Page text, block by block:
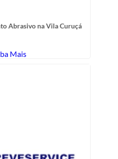
Abrasivo na Vila Curuçá
Mais